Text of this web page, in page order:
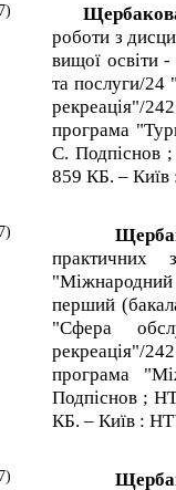
роботи з
вищої освіти
та послуги/24
рекреація"/
програма
С. Подпіснов ;
859 КБ. –
практичних
перший
"Сфера
рекреація"/
програма
Подпіснов ;
КБ. – Київ :